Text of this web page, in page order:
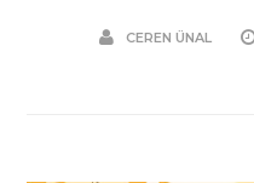
CEREN ÜNAL